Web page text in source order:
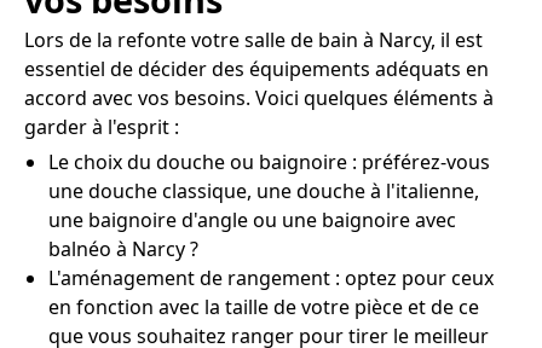
Lors de la refonte votre salle de bain à Narcy, il est
essentiel de décider des équipements adéquats en
accord avec vos besoins. Voici quelques éléments à
garder à l'esprit :
Le choix du douche ou baignoire : préférez-vous
une douche classique, une douche à l'italienne,
une baignoire d'angle ou une baignoire avec
balnéo à Narcy ?
L'aménagement de rangement : optez pour ceux
en fonction avec la taille de votre pièce et de ce
que vous souhaitez ranger pour tirer le meilleur